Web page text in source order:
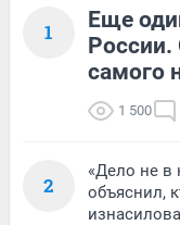
1
Еще
самого
1 500
2
«Дело не в
объяснил,